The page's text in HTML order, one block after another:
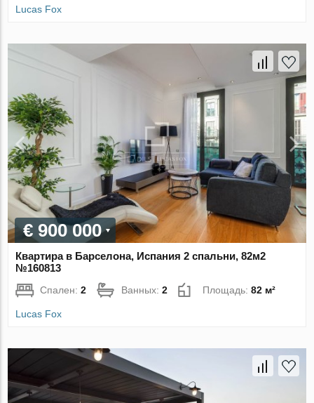
Lucas Fox
€ 900 000
Квартира в Барселона, Испания 2 спальни, 82м2
№160813
Спален:2 Ванных:2 Площадь:82 м²
Lucas Fox